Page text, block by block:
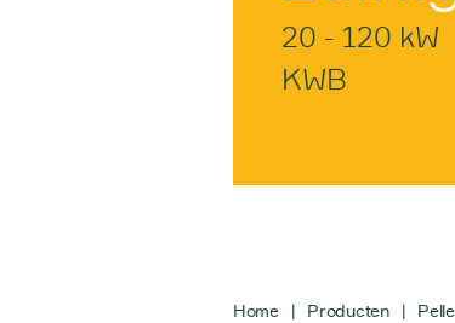
20 - 120 kW
KWB
Home | Producten |